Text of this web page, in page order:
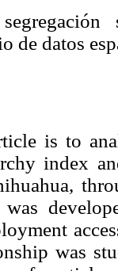
segregación
de datos
is to
index
was